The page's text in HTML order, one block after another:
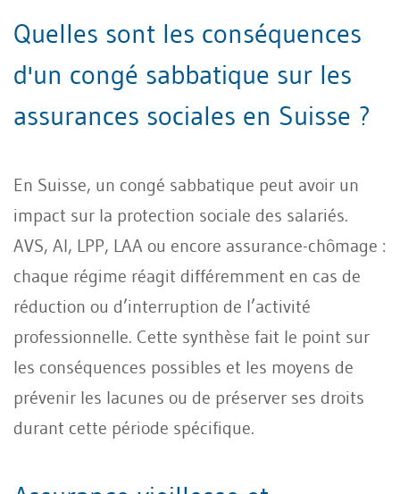
Quelles sont les conséquences
d'un congé sabbatique sur les
assurances sociales en Suisse ?
En Suisse, un congé sabbatique peut avoir un
impact sur la protection sociale des salariés.
AVS, AI, LPP, LAA ou encore assurance-chômage :
chaque régime réagit différemment en cas de
réduction ou d’interruption de l’activité
professionnelle. Cette synthèse fait le point sur
les conséquences possibles et les moyens de
prévenir les lacunes ou de préserver ses droits
durant cette période spécifique.